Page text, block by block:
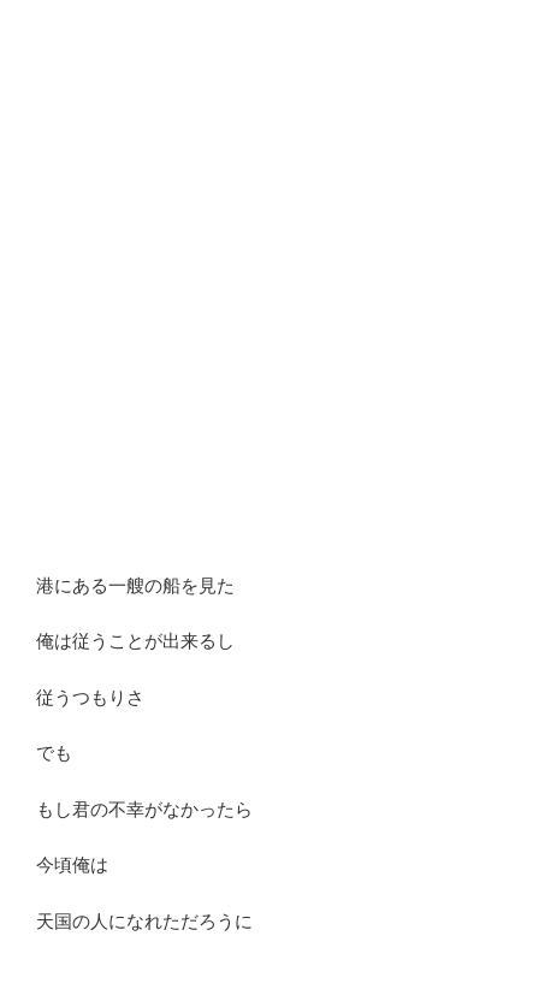
港にある一艘の船を見た
俺は従うことが出来るし
従うつもりさ
でも
もし君の不幸がなかったら
今頃俺は
天国の人になれただろうに